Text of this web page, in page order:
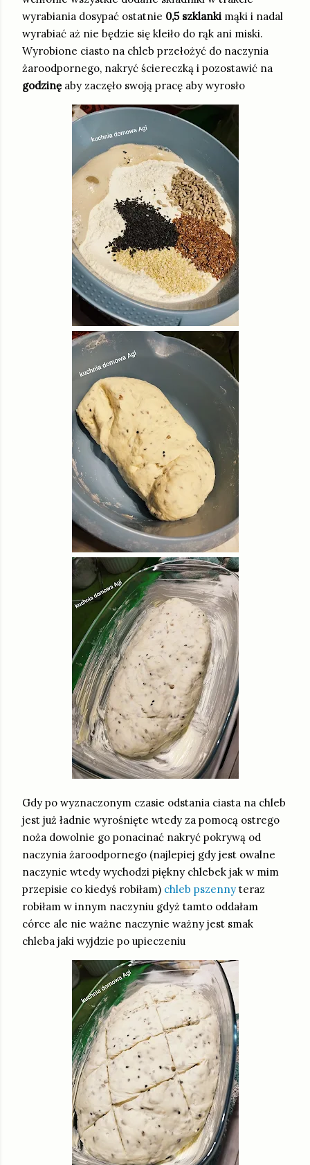
wyrabiania dosypać ostatnie 0,5 szklanki mąki i nadal
wyrabiać aż nie będzie się kleiło do rąk ani miski.
Wyrobione ciasto na chleb przełożyć do naczynia
żaroodpornego, nakryć ściereczką i pozostawić na
godzinę aby zaczęło swoją pracę aby wyrosło
Gdy po wyznaczonym czasie odstania ciasta na chleb
jest już ładnie wyrośnięte wtedy za pomocą ostrego
noża dowolnie go ponacinać nakryć pokrywą od
naczynia żaroodpornego (najlepiej gdy jest owalne
naczynie wtedy wychodzi piękny chlebek jak w mim
przepisie co kiedyś robiłam) chleb pszenny teraz
robiłam w innym naczyniu gdyż tamto oddałam
córce ale nie ważne naczynie ważny jest smak
chleba jaki wyjdzie po upieczeniu